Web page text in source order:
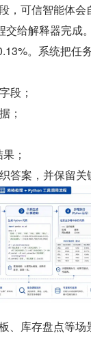
，可信智能体会
交给解释器完成
。系统把任
段；
；
；
答案，并保留关
、库存盘点等场